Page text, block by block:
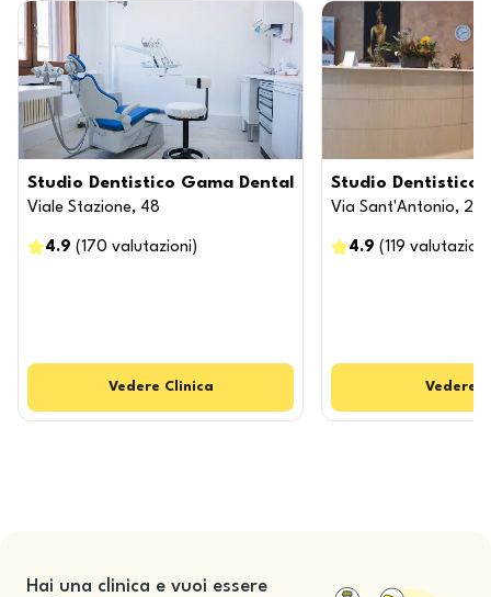
Studio Dentistico Gama Dental
Viale Stazione, 48
4.9 (170 valutazioni )
Vedere Clinica
Studio Dentistico
Via Sant'Antonio, 2
4.9 (119 valutazioni
Vedere
Hai una clinica e vuoi essere